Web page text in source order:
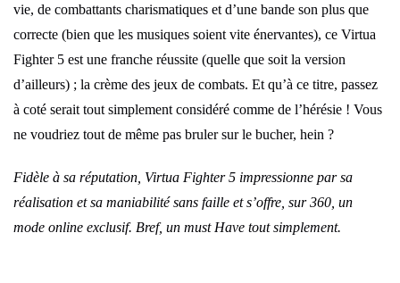
vie, de combattants charismatiques et d’une bande son plus que
correcte (bien que les musiques soient vite énervantes), ce Virtua
Fighter 5 est une franche réussite (quelle que soit la version
d’ailleurs) ; la crème des jeux de combats. Et qu’à ce titre, passez
à coté serait tout simplement considéré comme de l’hérésie ! Vous
ne voudriez tout de même pas bruler sur le bucher, hein ?
Fidèle à sa réputation, Virtua Fighter 5 impressionne par sa
réalisation et sa maniabilité sans faille et s’offre, sur 360, un
mode online exclusif. Bref, un must Have tout simplement.